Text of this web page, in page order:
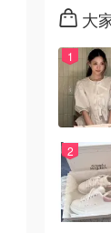
大